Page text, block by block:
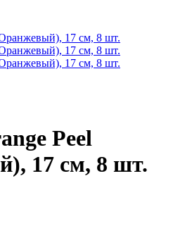
Peel
17 см, 8 шт.